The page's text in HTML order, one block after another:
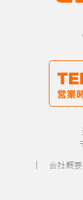
｜ 会社概要